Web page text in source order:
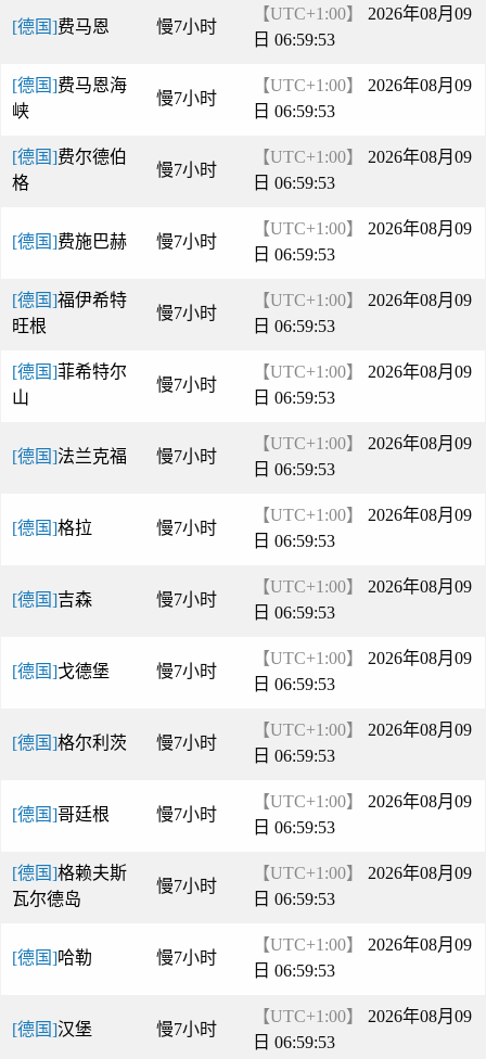
[德国]费马恩 慢7小时
【UTC+1:00】
2026年08月09
日 06:59:53
[德国]费马恩海
峡
慢7小时
【UTC+1:00】
2026年08月09
日 06:59:53
[德国]费尔德伯
格
慢7小时
【UTC+1:00】
2026年08月09
日 06:59:53
[德国]费施巴赫 慢7小时
【UTC+1:00】
2026年08月09
日 06:59:53
[德国]福伊希特
旺根
慢7小时
【UTC+1:00】
2026年08月09
日 06:59:53
[德国]菲希特尔
山
慢7小时
【UTC+1:00】
2026年08月09
日 06:59:53
[德国]法兰克福 慢7小时
【UTC+1:00】
2026年08月09
日 06:59:53
[德国]格拉 慢7小时
【UTC+1:00】
2026年08月09
日 06:59:53
[德国]吉森 慢7小时
【UTC+1:00】
2026年08月09
日 06:59:53
[德国]戈德堡 慢7小时
【UTC+1:00】
2026年08月09
日 06:59:53
[德国]格尔利茨 慢7小时
【UTC+1:00】
2026年08月09
日 06:59:53
[德国]哥廷根 慢7小时
【UTC+1:00】
2026年08月09
日 06:59:53
[德国]格赖夫斯
瓦尔德岛
慢7小时
【UTC+1:00】
2026年08月09
日 06:59:53
[德国]哈勒 慢7小时
【UTC+1:00】
2026年08月09
日 06:59:53
[德国]汉堡 慢7小时
【UTC+1:00】
2026年08月09
日 06:59:53